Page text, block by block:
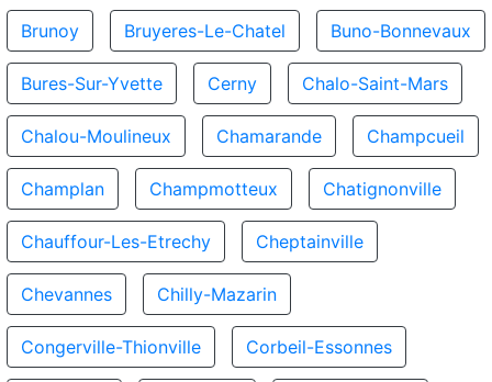
Brunoy Bruyeres-Le-Chatel Buno-Bonnevaux
Bures-Sur-Yvette Cerny Chalo-Saint-Mars
Chalou-Moulineux Chamarande Champcueil
Champlan Champmotteux Chatignonville
Chauffour-Les-Etrechy Cheptainville
Chevannes Chilly-Mazarin
Congerville-Thionville Corbeil-Essonnes